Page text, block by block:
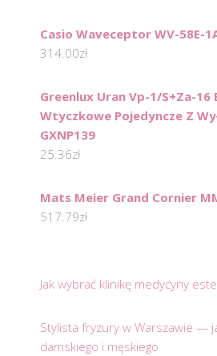
Casio Waveceptor WV-58E-
314.00zł
Greenlux Uran Vp-1/S+Za-16
Wtyczkowe Pojedyncze Z
GXNP139
25.36zł
Mats Meier Grand Cornier
517.79zł
Jak wybrać klinikę medycyny
Stylista fryzury w Warszawie —
damskiego i męskiego